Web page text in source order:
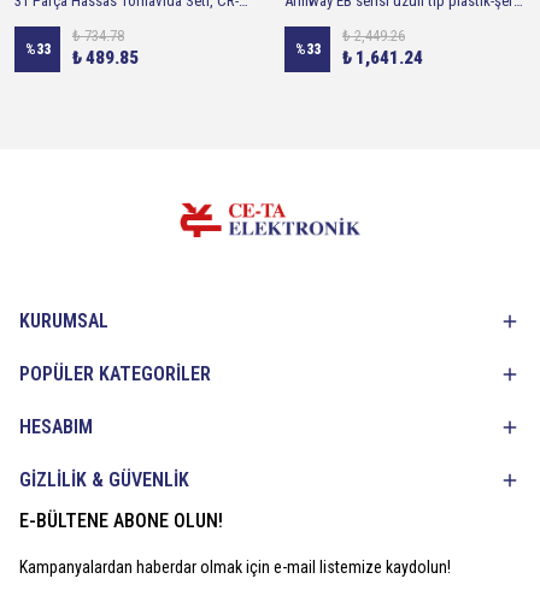
%33
₺ 734.78
₺ 489.85 %33
₺ 2,449.26
₺ 1,641.24
KURUMSAL
POPÜLER KATEGORİLER
HESABIM
GİZLİLİK & GÜVENLİK
E-BÜLTENE ABONE OLUN!
Kampanyalardan haberdar olmak için e-mail listemize kaydolun!